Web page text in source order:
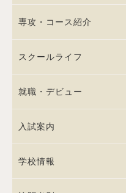
専攻・コース紹介
スクールライフ
就職・デビュー
入試案内
学校情報